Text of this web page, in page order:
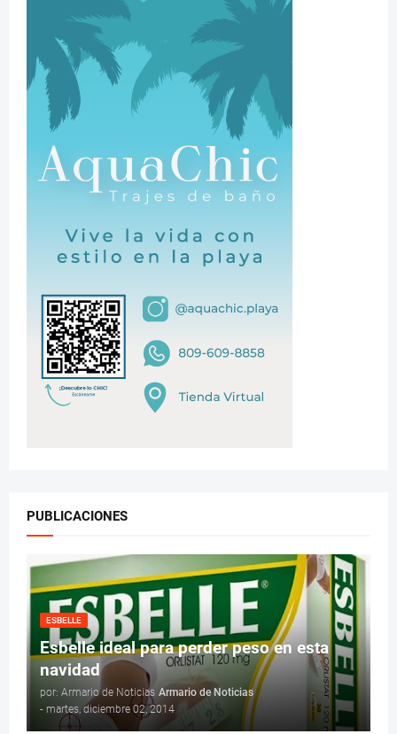
PUBLICACIONES
ESBELLE
Esbelle ideal para perder peso en esta
navidad
por: Armario de Noticias Armario de Noticias
- martes, diciembre 02, 2014